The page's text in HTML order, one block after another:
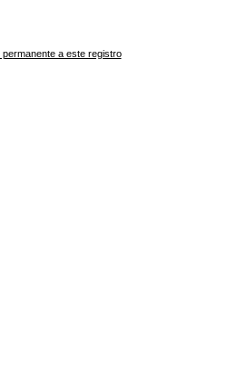
permanente a este registro